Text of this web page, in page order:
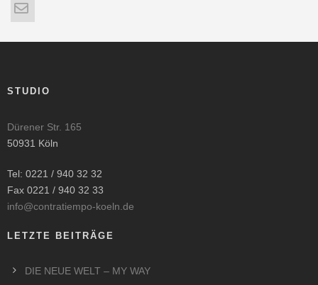
STUDIO
Dürener Str. 165
50931 Köln
Tel: 0221 / 940 32 32
Fax 0221 / 940 32 33
info@contratiempo-koeln.de
LETZTE BEITRÄGE
DIE NEUE WELT – MY WAY